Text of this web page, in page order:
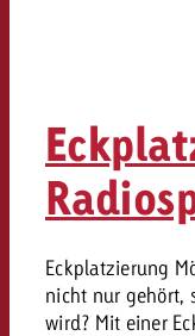
Eckplatzierung
nicht nur gehört,
wird? Mit einer